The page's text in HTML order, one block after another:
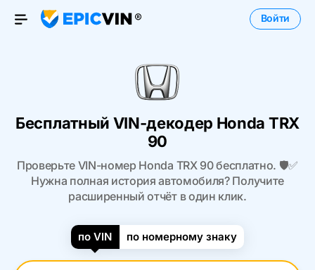
Open Menu
Войти
Бесплатный VIN-декодер Honda TRX
90
Проверьте VIN-номер Honda TRX 90 бесплатно. 🛡️✅
Нужна полная история автомобиля? Получите
расширенный отчёт в один клик.
по VIN по номерному знаку